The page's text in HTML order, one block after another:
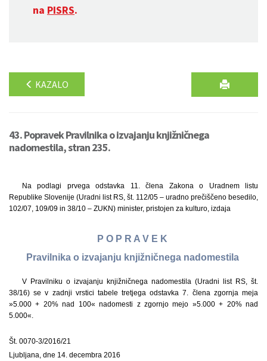
na PISRS.
KAZALO
43. Popravek Pravilnika o izvajanju knjižničnega
nadomestila, stran 235.
Na podlagi prvega odstavka 11. člena Zakona o Uradnem listu
Republike Slovenije (Uradni list RS, št. 112/05 – uradno prečiščeno besedilo,
102/07, 109/09 in 38/10 – ZUKN) minister, pristojen za kulturo, izdaja
P O P R A V E K
Pravilnika o izvajanju knjižničnega nadomestila
V Pravilniku o izvajanju knjižničnega nadomestila (Uradni list RS, št.
38/16) se v zadnji vrstici tabele tretjega odstavka 7. člena zgornja meja
»5.000 + 20% nad 100« nadomesti z zgornjo mejo »5.000 + 20% nad
5.000«.
Št. 0070-3/2016/21
Ljubljana, dne 14. decembra 2016